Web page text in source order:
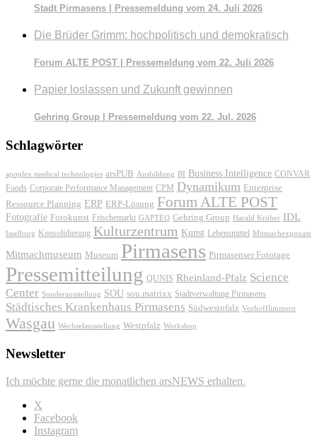
Stadt Pirmasens | Pressemeldung vom 24. Juli 2026
Die Brüder Grimm: hochpolitisch und demokratisch
Forum ALTE POST | Pressemeldung vom 22. Juli 2026
Papier loslassen und Zukunft gewinnen
Gehring Group | Pressemeldung vom 22. Jul. 2026
Schlagwörter
apoplex medical technologies arsPUB Ausbildung BI Business Intelligence CONVAR
Foods Corporate Performance Management CPM Dynamikum Enterprise
Ressource Planning ERP ERP-Lösung Forum ALTE POST
Fotografie Fotokunst Frischemarkt GAPTEQ Gehring Group Harald Kröher IDL
Isselburg Konsolidierung Kulturzentrum Kunst Lebensmittel Mitmachexponate
Mitmachmuseum Museum Pirmasens Pirmasenser Fototage
Pressemitteilung QUNIS Rheinland-Pfalz Science
Center Sonderausstellung SOU sou.matrixx Stadtverwaltung Pirmasens
Städtisches Krankenhaus Pirmasens Südwestpfalz Vorhofflimmern
Wasgau Wechselausstellung Westpfalz Workshop
Newsletter
Ich möchte gerne die monatlichen arsNEWS erhalten.
X
Facebook
Instagram